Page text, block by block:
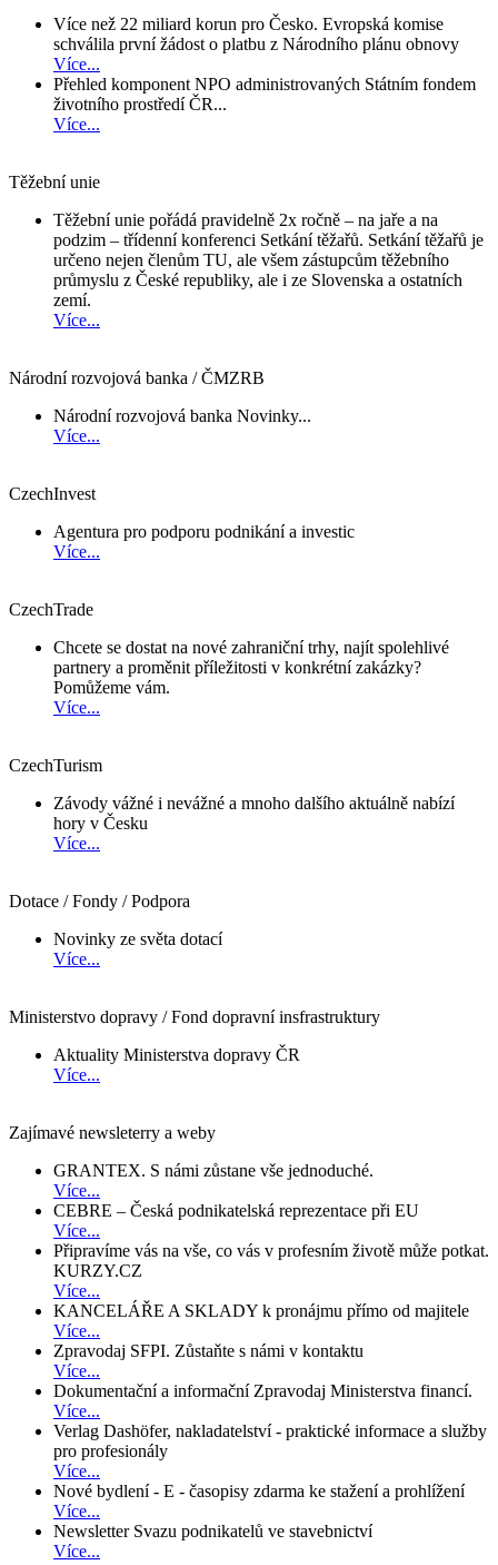
Více než 22 miliard korun pro Česko. Evropská komise
schválila první žádost o platbu z Národního plánu obnovy
Více...
Přehled komponent NPO administrovaných Státním fondem
životního prostředí ČR...
Více...
Těžební unie
Těžební unie pořádá pravidelně 2x ročně – na jaře a na
podzim – třídenní konferenci Setkání těžařů. Setkání těžařů je
určeno nejen členům TU, ale všem zástupcům těžebního
průmyslu z České republiky, ale i ze Slovenska a ostatních
zemí.
Více...
Národní rozvojová banka / ČMZRB
Národní rozvojová banka Novinky...
Více...
CzechInvest
Agentura pro podporu podnikání a investic
Více...
CzechTrade
Chcete se dostat na nové zahraniční trhy, najít spolehlivé
partnery a proměnit příležitosti v konkrétní zakázky?
Pomůžeme vám.
Více...
CzechTurism
Závody vážné i nevážné a mnoho dalšího aktuálně nabízí
hory v Česku
Více...
Dotace / Fondy / Podpora
Novinky ze světa dotací
Více...
Ministerstvo dopravy / Fond dopravní insfrastruktury
Aktuality Ministerstva dopravy ČR
Více...
Zajímavé newsleterry a weby
GRANTEX. S námi zůstane vše jednoduché.
Více...
CEBRE – Česká podnikatelská reprezentace při EU
Více...
Připravíme vás na vše, co vás v profesním životě může potkat.
KURZY.CZ
Více...
KANCELÁŘE A SKLADY k pronájmu přímo od majitele
Více...
Zpravodaj SFPI. Zůstaňte s námi v kontaktu
Více...
Dokumentační a informační Zpravodaj Ministerstva financí.
Více...
Verlag Dashöfer, nakladatelství - praktické informace a služby
pro profesionály
Více...
Nové bydlení - E - časopisy zdarma ke stažení a prohlížení
Více...
Newsletter Svazu podnikatelů ve stavebnictví
Více...